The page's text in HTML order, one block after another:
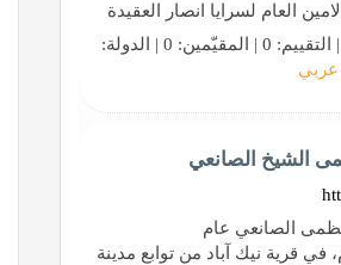
العام لسرايا انصار العقيدة
عربي
الشيخ الصانعي
الصانعي عام
1937م، في قرية نيك آباد من توابع مدينة